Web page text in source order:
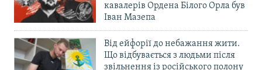
кавалерів Ордена Білого Орла був
Іван Мазепа
Від ейфорії до небажання жити.
Що відбувається з людьми після
звільнення із російського полону